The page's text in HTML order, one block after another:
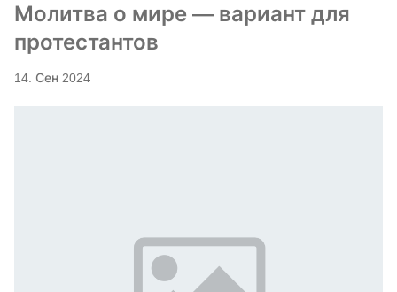
Молитва о мире — вариант для
протестантов
14. Сен 2024